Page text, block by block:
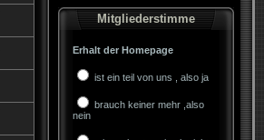
Mitgliederstimme
Erhalt der Homepage
ist ein teil von uns , also ja
brauch keiner mehr ,also
nein